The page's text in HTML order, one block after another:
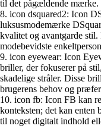
til det pågældende mærke.
8. icon dsquared2: Icon
luksusmodemærke
kvalitet og avantgarde
modebevidste
9. icon eyewear: Icon
briller, der fokuserer på
skadelige stråler. Disse
brugerens behov og
10. icon fb: Icon FB kan
konteksten; det kan enten
til noget digitalt indhold